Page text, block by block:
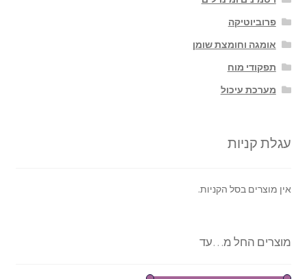
פרוביוטיקה
אומגה וחומצת שומן
תפקודי מוח
מערכת עיכול
עגלת קניות
אין מוצרים בסל הקניות.
מוצרים החל מ…עד